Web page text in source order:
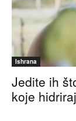
Ishrana
Jedite ih
koje